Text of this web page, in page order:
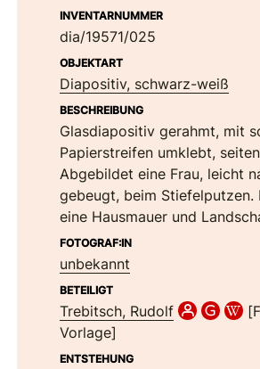
INVENTARNUMMER
dia/19571/025
OBJEKTART
Diapositiv, schwarz-weiß
BESCHREIBUNG
Glasdiapositiv gerahmt, mit
Papierstreifen umklebt,
Abgebildet eine Frau, leicht
gebeugt, beim Stiefelputzen.
eine Hausmauer und
FOTOGRAF:IN
unbekannt
BETEILIGT
Trebitsch, Rudolf
Vorlage]
ENTSTEHUNG